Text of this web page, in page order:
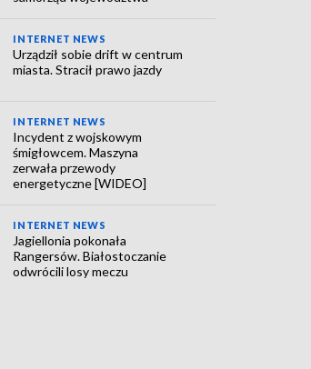
INTERNET NEWS
Urządził sobie drift w centrum
miasta. Stracił prawo jazdy
INTERNET NEWS
Incydent z wojskowym
śmigłowcem. Maszyna
zerwała przewody
energetyczne [WIDEO]
INTERNET NEWS
Jagiellonia pokonała
Rangersów. Białostoczanie
odwrócili losy meczu